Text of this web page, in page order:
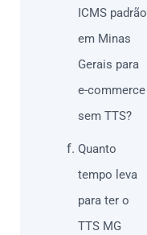
ICMS padrão
em Minas
Gerais para
e-commerce
sem TTS?
Quanto
tempo leva
para ter o
TTS MG